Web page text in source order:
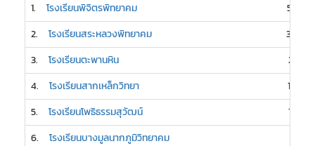
1. โรงเรียนพิจิตรพิทยาคม
58
2. โรงเรียนสระหลวงพิทยาคม
30
3. โรงเรียนตะพานหิน
21
4. โรงเรียนสากเหล็กวิทยา
16
5. โรงเรียนโพธิธรรมสุวัฒน์
15
6. โรงเรียนบางมูลนากภูมิวิทยาคม